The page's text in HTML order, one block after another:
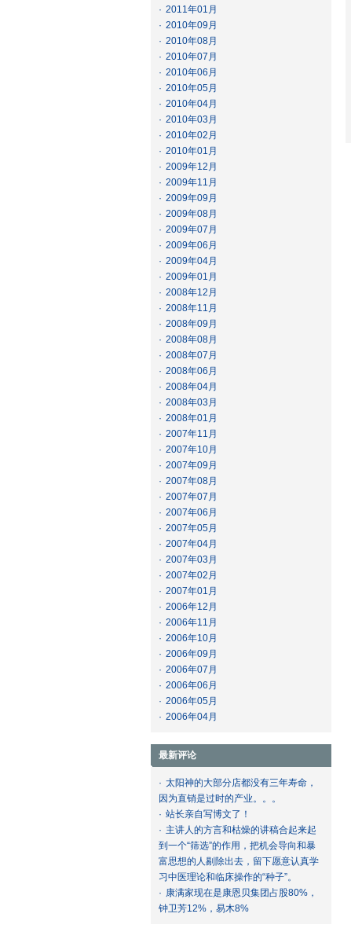
· 2011年01月
· 2010年09月
· 2010年08月
· 2010年07月
· 2010年06月
· 2010年05月
· 2010年04月
· 2010年03月
· 2010年02月
· 2010年01月
· 2009年12月
· 2009年11月
· 2009年09月
· 2009年08月
· 2009年07月
· 2009年06月
· 2009年04月
· 2009年01月
· 2008年12月
· 2008年11月
· 2008年09月
· 2008年08月
· 2008年07月
· 2008年06月
· 2008年04月
· 2008年03月
· 2008年01月
· 2007年11月
· 2007年10月
· 2007年09月
· 2007年08月
· 2007年07月
· 2007年06月
· 2007年05月
· 2007年04月
· 2007年03月
· 2007年02月
· 2007年01月
· 2006年12月
· 2006年11月
· 2006年10月
· 2006年09月
· 2006年07月
· 2006年06月
· 2006年05月
· 2006年04月
最新评论
· 太阳神的大部分店都没有三年寿命，
因为直销是过时的产业。。。
· 站长亲自写博文了！
· 主讲人的方言和枯燥的讲稿合起来起
到一个“筛选”的作用，把机会导向和暴
富思想的人剔除出去，留下愿意认真学
习中医理论和临床操作的“种子”。
· 康满家现在是康恩贝集团占股80%，
钟卫芳12%，易木8%